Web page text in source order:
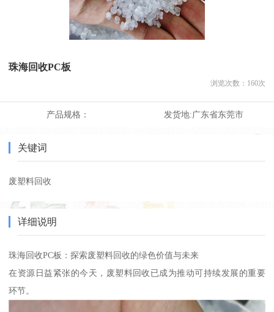
珠海回收PC板
浏览次数： 160次
产品规格： 发货地:广东省东莞市
关键词
废塑料回收
详细说明
珠海回收PC板：探索废塑料回收的绿色价值与未来
在资源日益紧张的今天，废塑料回收已成为推动可持续发展的重要
环节。